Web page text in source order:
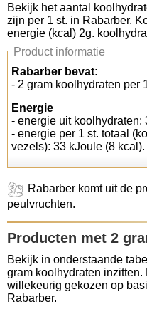
Koolhydraten tellen
Links
Bekijk het aantal
zijn per 1 st. in Rabarber.
energie (kcal) 2g.
Product informatie
Rabarber bevat:
- 2 gram koolhydraten per
Energie
- energie uit koolhydraten:
- energie per 1 st. totaal
vezels): 33 kJoule (8 kcal).
Rabarber komt uit de
peulvruchten.
Producten met 2
Bekijk in onderstaande
gram koolhydraten
willekeurig gekozen op
Rabarber.